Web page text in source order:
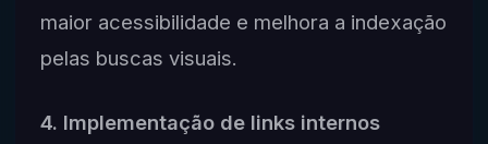
maior acessibilidade e melhora a indexação
pelas buscas visuais.
4. Implementação de links internos